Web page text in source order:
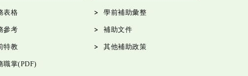
表格
參考
特教
職掌(PDF)
學前補助彙整
補助文件
其他補助政策